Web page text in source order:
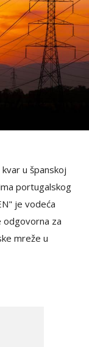
u španskoj
portugalskog
je vodeća
odgovorna za
mreže u